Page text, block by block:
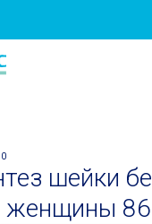
шейки
женщины 86